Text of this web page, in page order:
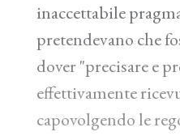
inaccettabile
pretendevano che
dover "precisare e
effettivamente
capovolgendo le